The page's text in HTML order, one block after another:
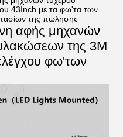
43Inch με τα φω'τα των
της πώλησης
αφής μηχανών
της 3M
φω'των